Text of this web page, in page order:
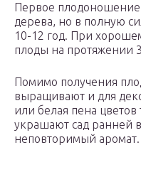
Первое плодоношение
дерева, но в полную
10-12 год. При
плоды на протяжении
Помимо получения
выращивают и для
или белая пена цветов
украшают сад ранней
неповторимый аромат.